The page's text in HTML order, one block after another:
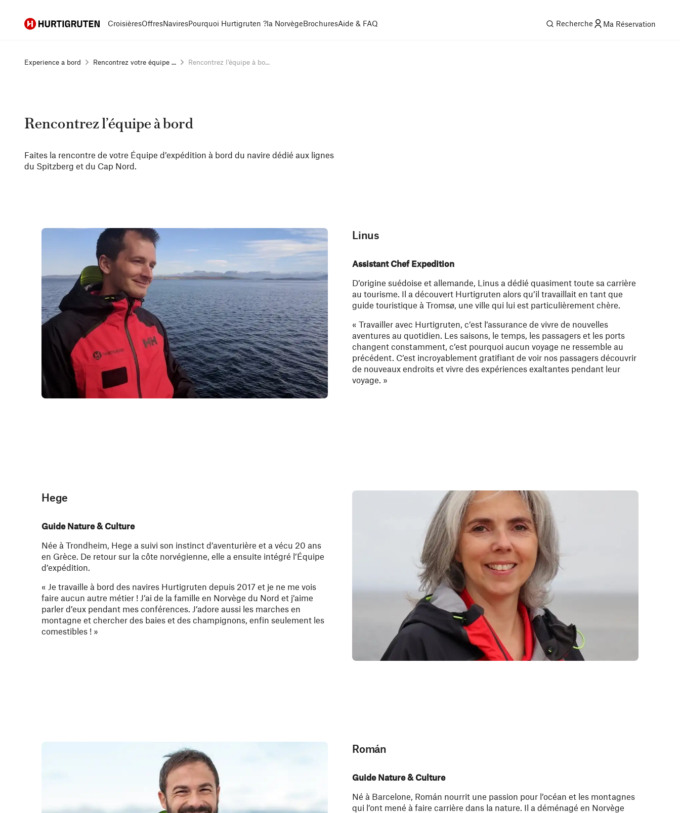
Hurtigruten CroisièresOffresNaviresPourquoi Hurtigruten ?la NorvègeBrochuresAide & FAQ Recherche Ma Réservation
Experience a bord Rencontrez votre équipe ... Rencontrez l’équipe à bo...
Rencontrez l’équipe à bord
Faites la rencontre de votre Équipe d’expédition à bord du navire dédié aux lignes
du Spitzberg et du Cap Nord.
Linus
Assistant Chef Expedition
D’origine suédoise et allemande, Linus a dédié quasiment toute sa carrière
au tourisme. Il a découvert Hurtigruten alors qu’il travaillait en tant que
guide touristique à Tromsø, une ville qui lui est particulièrement chère.
« Travailler avec Hurtigruten, c’est l’assurance de vivre de nouvelles
aventures au quotidien. Les saisons, le temps, les passagers et les ports
changent constamment, c’est pourquoi aucun voyage ne ressemble au
précédent. C’est incroyablement gratifiant de voir nos passagers découvrir
de nouveaux endroits et vivre des expériences exaltantes pendant leur
voyage. »
Hege
Guide Nature & Culture
Née à Trondheim, Hege a suivi son instinct d’aventurière et a vécu 20 ans
en Grèce. De retour sur la côte norvégienne, elle a ensuite intégré l’Équipe
d’expédition.
« Je travaille à bord des navires Hurtigruten depuis 2017 et je ne me vois
faire aucun autre métier ! J’ai de la famille en Norvège du Nord et j’aime
parler d’eux pendant mes conférences. J’adore aussi les marches en
montagne et chercher des baies et des champignons, enfin seulement les
comestibles ! »
Román
Guide Nature & Culture
Né à Barcelone, Román nourrit une passion pour l’océan et les montagnes
qui l’ont mené à faire carrière dans la nature. Il a déménagé en Norvège